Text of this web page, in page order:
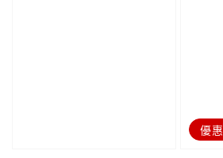
優惠